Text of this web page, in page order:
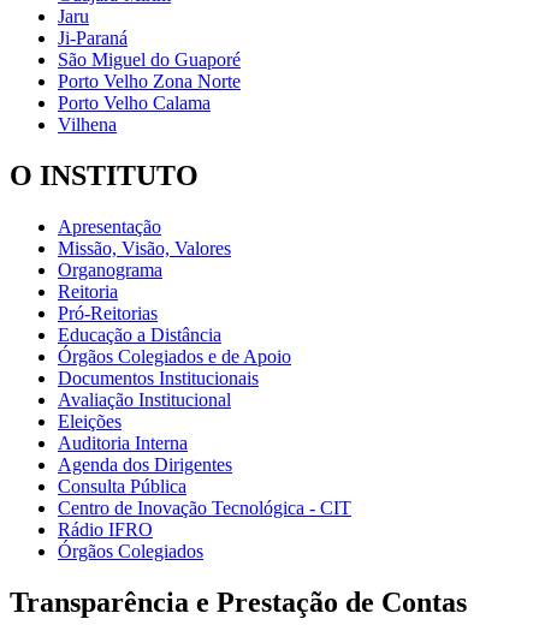
Jaru
Ji-Paraná
São Miguel do Guaporé
Porto Velho Zona Norte
Porto Velho Calama
Vilhena
O INSTITUTO
Apresentação
Missão, Visão, Valores
Organograma
Reitoria
Pró-Reitorias
Educação a Distância
Órgãos Colegiados e de Apoio
Documentos Institucionais
Avaliação Institucional
Eleições
Auditoria Interna
Agenda dos Dirigentes
Consulta Pública
Centro de Inovação Tecnológica - CIT
Rádio IFRO
Órgãos Colegiados
Transparência e Prestação de Contas